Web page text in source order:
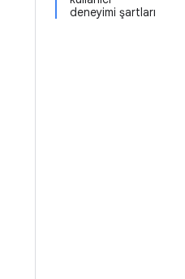
deneyimi şartları